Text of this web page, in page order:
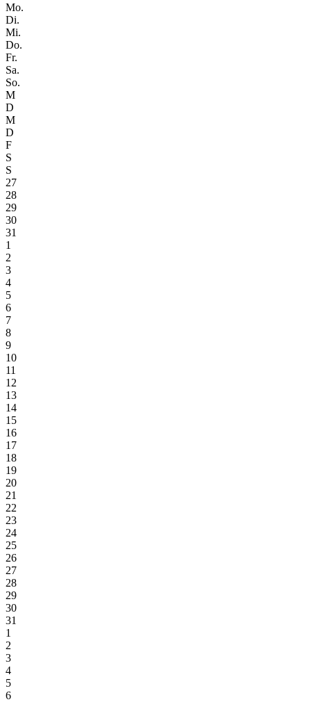
Mo.
Di.
Mi.
Do.
Fr.
Sa.
So.
M
D
M
D
F
S
S
27
28
29
30
31
1
2
3
4
5
6
7
8
9
10
11
12
13
14
15
16
17
18
19
20
21
22
23
24
25
26
27
28
29
30
31
1
2
3
4
5
6